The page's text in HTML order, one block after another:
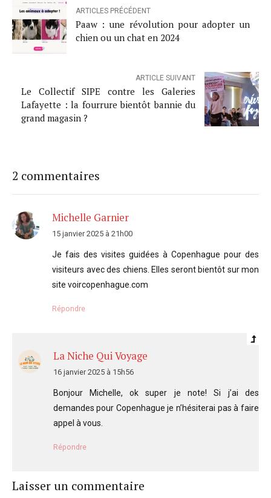
ARTICLES PRÉCÉDENT
Paaw : une révolution pour adopter un
chien ou un chat en 2024
ARTICLE SUIVANT
Le Collectif SIPE contre les Galeries
Lafayette : la fourrure bientôt bannie du
grand magasin ?
2 commentaires
Michelle Garnier
15 janvier 2025 à 21h00
Je fais des visites guidées à Copenhague pour des
visiteurs avec des chiens. Elles seront bientôt sur mon
site voircopenhague.com
Répondre
La Niche Qui Voyage
16 janvier 2025 à 15h56
Bonjour Michelle, ok super je note! Si j’ai des
demandes pour Copenhague je n’hésiterai pas à faire
appel à vous.
Répondre
Laisser un commentaire